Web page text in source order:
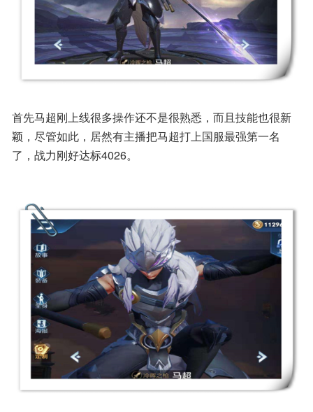
首先马超刚上线很多操作还不是很熟悉，而且技能也很新
颖，尽管如此，居然有主播把马超打上国服最强第一名
了，战力刚好达标4026。